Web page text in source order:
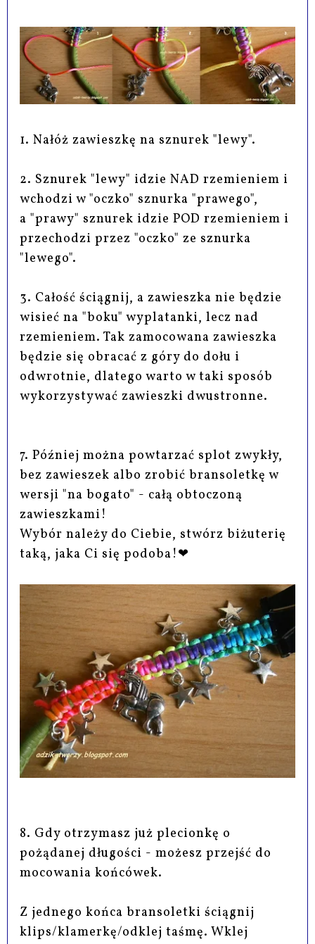
1. Nałóż zawieszkę na sznurek "lewy".
2. Sznurek "lewy" idzie NAD rzemieniem i
wchodzi w "oczko" sznurka "prawego",
a "prawy" sznurek idzie POD rzemieniem i
przechodzi przez "oczko" ze sznurka
"lewego".
3. Całość ściągnij, a zawieszka nie będzie
wisieć na "boku" wyplatanki, lecz nad
rzemieniem. Tak zamocowana zawieszka
będzie się obracać z góry do dołu i
odwrotnie, dlatego warto w taki sposób
wykorzystywać zawieszki dwustronne.
7. Później można powtarzać splot zwykły,
bez zawieszek albo zrobić bransoletkę w
wersji "na bogato" - całą obtoczoną
zawieszkami!
Wybór należy do Ciebie, stwórz biżuterię
taką, jaka Ci się podoba!❤
8. Gdy otrzymasz już plecionkę o
pożądanej długości - możesz przejść do
mocowania końcówek.
Z jednego końca bransoletki ściągnij
klips/klamerkę/odklej taśmę. Wklej